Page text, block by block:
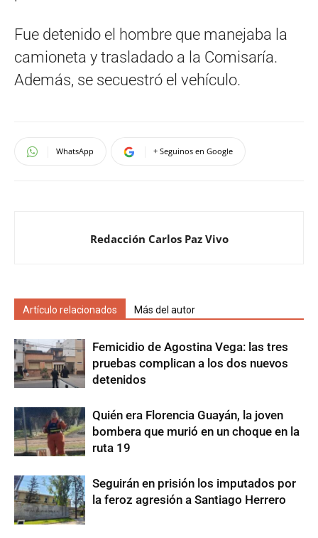
Fue detenido el hombre que manejaba la
camioneta y trasladado a la Comisaría.
Además, se secuestró el vehículo.
WhatsApp + Seguinos en Google
Redacción Carlos Paz Vivo
Artículo relacionados Más del autor
Femicidio de Agostina Vega: las tres
pruebas complican a los dos nuevos
detenidos
Quién era Florencia Guayán, la joven
bombera que murió en un choque en la
ruta 19
Seguirán en prisión los imputados por
la feroz agresión a Santiago Herrero